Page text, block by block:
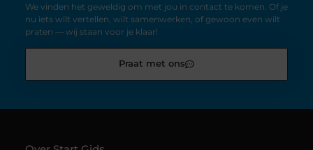
We vinden het geweldig om met jou in contact te komen. Of je
nu iets wilt vertellen, wilt samenwerken, of gewoon even wilt
praten — wij staan voor je klaar!
Praat met ons